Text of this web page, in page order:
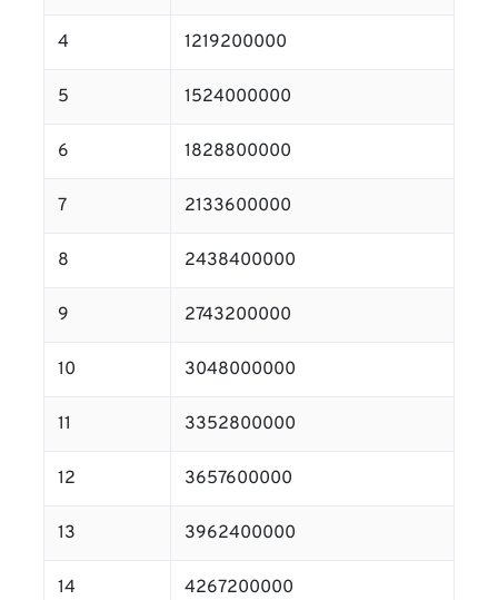
4 1219200000
5 1524000000
6 1828800000
7 2133600000
8 2438400000
9 2743200000
10 3048000000
11 3352800000
12 3657600000
13 3962400000
14 4267200000